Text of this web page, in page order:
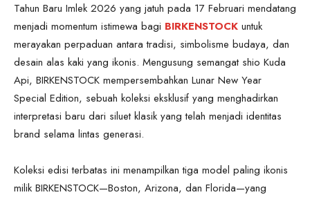
Tahun Baru Imlek 2026 yang jatuh pada 17 Februari mendatang
menjadi momentum istimewa bagi BIRKENSTOCK untuk
merayakan perpaduan antara tradisi, simbolisme budaya, dan
desain alas kaki yang ikonis. Mengusung semangat shio Kuda
Api, BIRKENSTOCK mempersembahkan Lunar New Year
Special Edition, sebuah koleksi eksklusif yang menghadirkan
interpretasi baru dari siluet klasik yang telah menjadi identitas
brand selama lintas generasi.
Koleksi edisi terbatas ini menampilkan tiga model paling ikonis
milik BIRKENSTOCK—Boston, Arizona, dan Florida—yang